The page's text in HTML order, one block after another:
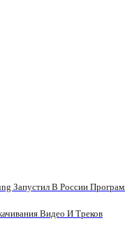
Запустил В России
Видео И Треков